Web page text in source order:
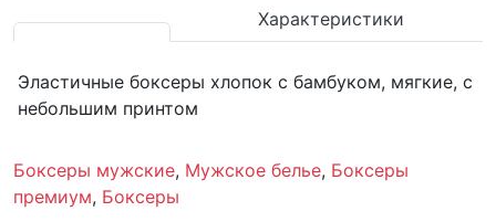
Характеристики
Эластичные боксеры хлопок с бамбуком, мягкие, с
небольшим принтом
Боксеры мужские, Мужское белье, Боксеры
премиум, Боксеры